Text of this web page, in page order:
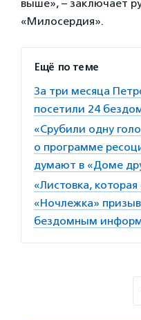
выше», – заключает
«Милосердия».
Ещё по теме
За три месяца
посетили 24
«Срубили одну
о программе
думают в «Доме
«Листовка,
«Ночлежка»
бездомным